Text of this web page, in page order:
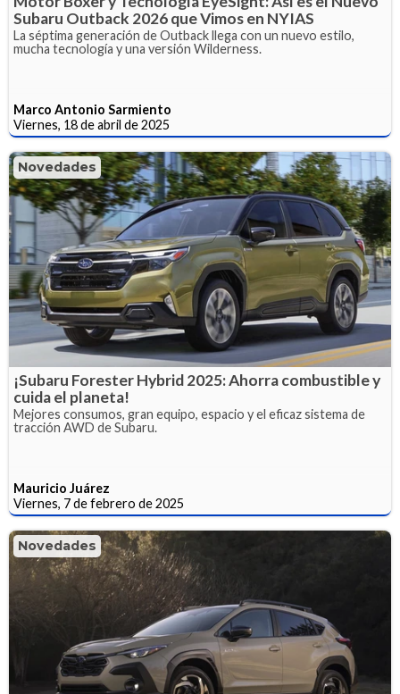
Subaru Outback 2026 que Vimos en NYIAS
La séptima generación de Outback llega con un nuevo estilo,
mucha tecnología y una versión Wilderness.
Marco Antonio Sarmiento
Viernes, 18 de abril de 2025
Novedades
¡Subaru Forester Hybrid 2025: Ahorra combustible y
cuida el planeta!
Mejores consumos, gran equipo, espacio y el eficaz sistema de
tracción AWD de Subaru.
Mauricio Juárez
Viernes, 7 de febrero de 2025
Novedades